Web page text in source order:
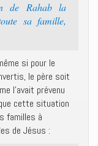
de Rahab la
sa famille,
si pour le
le père soit
l’avait prévenu
cette situation
familles à
de Jésus :